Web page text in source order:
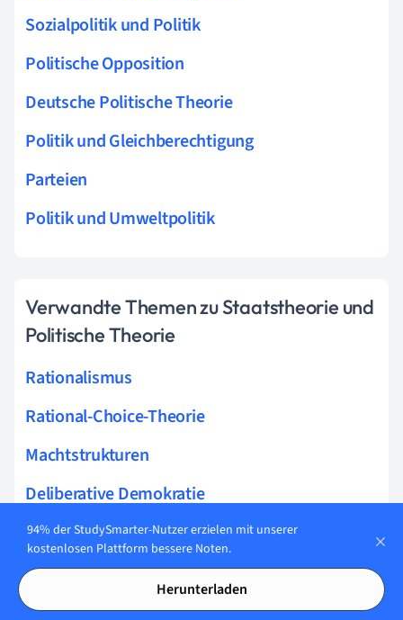
Sozialpolitik und Politik
Politische Opposition
Deutsche Politische Theorie
Politik und Gleichberechtigung
Parteien
Politik und Umweltpolitik
Verwandte Themen zu Staatstheorie und
Politische Theorie
Rationalismus
Rational-Choice-Theorie
Machtstrukturen
Deliberative Demokratie
Souveränität
Kritische Theorie
Demokratiekritik
94% der StudySmarter-Nutzer erzielen mit unserer
kostenlosen Plattform bessere Noten.
Herunterladen